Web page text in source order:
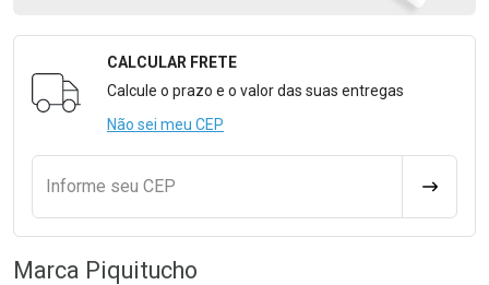
Formulário para Calcular o Frete
CALCULAR FRETE
Calcule o prazo e o valor das suas entregas
Não sei meu CEP
Informe seu CEP
Marca Piquitucho